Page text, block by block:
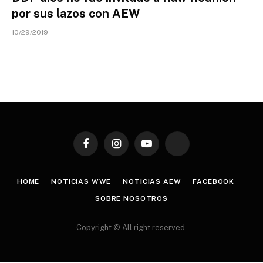
por sus lazos con AEW
10/29/2019
FacebookInstagramYouTube TikTok
HOME NOTICIAS WWE NOTICIAS AEW FACEBOOK
SOBRE NOSOTROS
Copyright © All right reserved.